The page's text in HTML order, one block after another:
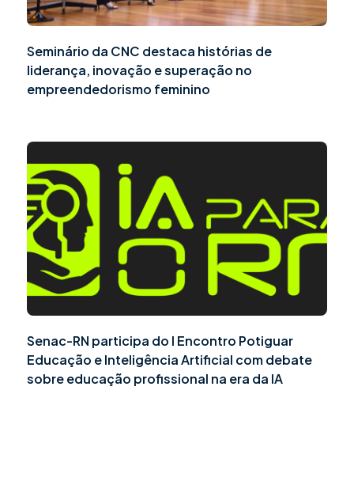
Seminário da CNC destaca histórias de
liderança, inovação e superação no
empreendedorismo feminino
Senac-RN participa do I Encontro Potiguar
Educação e Inteligência Artificial com debate
sobre educação profissional na era da IA